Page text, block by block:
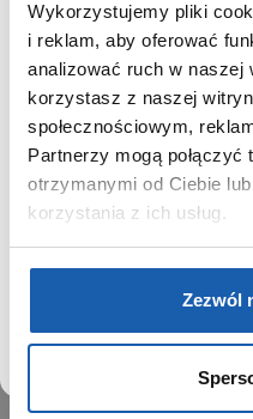
Wykorzystujemy pliki
i reklam, aby oferować
analizować ruch w naszej
korzystasz z naszej
społecznościowym,
Partnerzy mogą
otrzymanymi od Ciebie
korzystania z ich usług.
Zezwól
GRUPA ZIBI
Historia
Misja, wizja i wartości
Ważne daty
Kariera
Zgoda na ciasteczka
PRODUKTY
Kalkulatory
SIECI SPRZEDAŻY
SZANOWNY
SZANOWNA
Używamy plików
statystycznych i
ruch w tej witrynie,